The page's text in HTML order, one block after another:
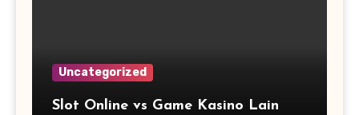
Uncategorized
Slot Online vs Game Kasino Lain